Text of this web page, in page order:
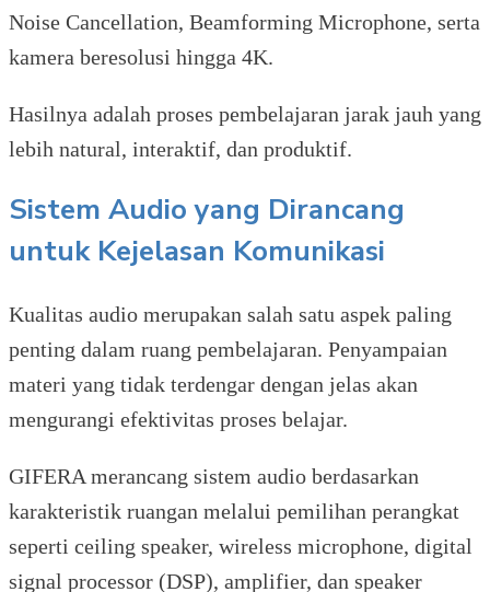
Noise Cancellation, Beamforming Microphone, serta
kamera beresolusi hingga 4K.
Hasilnya adalah proses pembelajaran jarak jauh yang
lebih natural, interaktif, dan produktif.
Sistem Audio yang Dirancang
untuk Kejelasan Komunikasi
Kualitas audio merupakan salah satu aspek paling
penting dalam ruang pembelajaran. Penyampaian
materi yang tidak terdengar dengan jelas akan
mengurangi efektivitas proses belajar.
GIFERA merancang sistem audio berdasarkan
karakteristik ruangan melalui pemilihan perangkat
seperti ceiling speaker, wireless microphone, digital
signal processor (DSP), amplifier, dan speaker